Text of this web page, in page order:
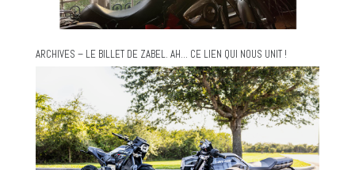
ARCHIVES – LE BILLET DE ZABEL. AH… CE LIEN QUI NOUS UNIT !